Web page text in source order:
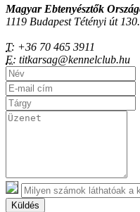
Magyar Ebtenyésztők
1119 Budapest Tétényi út 130.
T: +36 70 465 3911
E: titkarsag@kennelclub.hu
Küldés